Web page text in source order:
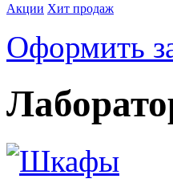
Акции Хит продаж
Оформить